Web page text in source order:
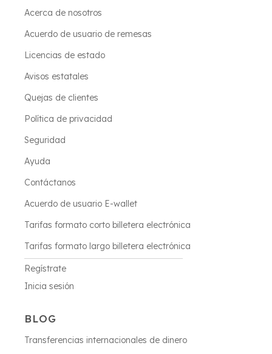
Acerca de nosotros
Acuerdo de usuario de remesas
Licencias de estado
Avisos estatales
Quejas de clientes
Política de privacidad
Seguridad
Ayuda
Contáctanos
Acuerdo de usuario E-wallet
Tarifas formato corto billetera electrónica
Tarifas formato largo billetera electrónica
Regístrate
Inicia sesión
BLOG
Transferencias internacionales de dinero